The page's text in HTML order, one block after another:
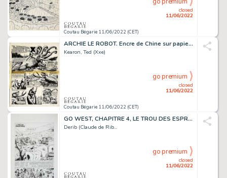
Coutau Bégarie 11/06/2022 (CET)
closed
11/06/2022
ARCHIE LE ROBOT. Encre de Chine sur papier pour la...
Kearon, Ted (Xxe)
Coutau Bégarie 11/06/2022 (CET)
closed
11/06/2022
go premium
GO WEST, CHAPITRE 4, LE TROU DES ESPRITS PERDUS, PLANCHE...
Derib (Claude de Rib...
closed
11/06/2022
go premium